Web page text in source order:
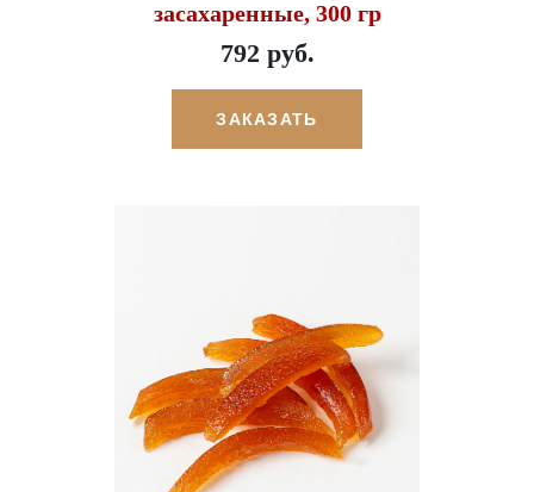
засахаренные, 300 гр
792 руб.
ЗАКАЗАТЬ